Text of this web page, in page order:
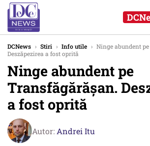
DCNews › Stiri › Info utile › Ninge abundent
Deszăpezirea a fost oprită
Ninge abundent pe
Transfăgărășan.
a fost oprită
Autor: Andrei Itu